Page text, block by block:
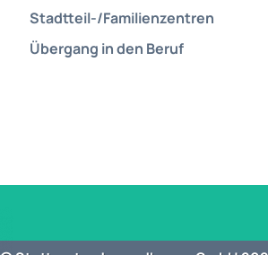
Stadtteil-/Familienzentren
Übergang in den Beruf